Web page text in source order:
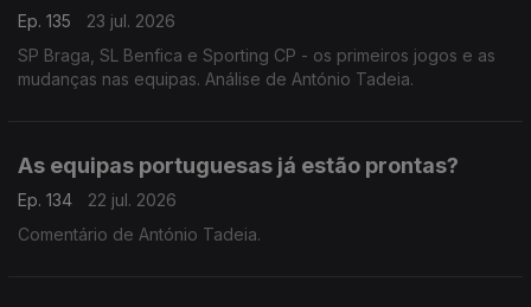
Ep. 135
23 jul. 2026
SP Braga, SL Benfica e Sporting CP - os primeiros jogos e as
mudanças nas equipas. Análise de António Tadeia.
As equipas portuguesas já estão prontas?
Ep. 134
22 jul. 2026
Comentário de António Tadeia.